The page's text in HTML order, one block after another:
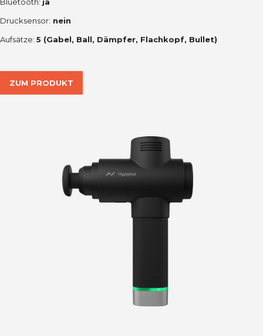
Drucksensor: nein
Aufsätze: 5 (Gabel, Ball, Dämpfer, Flachkopf, Bullet)
ZUM PRODUKT